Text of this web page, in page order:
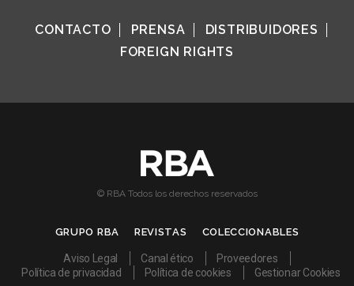
CONTACTO PRENSA
DISTRIBUIDORES
FOREIGN RIGHTS
© RBA Todos los derechos reservados
GRUPO RBA REVISTAS COLECCIONABLES
Aviso Legal Canal ético
Proveedores
Política de privacidad
Política de cookies Gestionar Cookies